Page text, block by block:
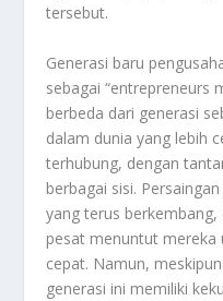
tersebut.
Generasi baru
sebagai “entrepreneurs
berbeda dari generasi
dalam dunia yang lebih
terhubung, dengan
berbagai sisi.
yang terus
pesat menuntut mereka
cepat. Namun,
generasi ini memiliki